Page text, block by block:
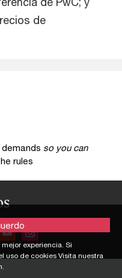
de
so you can
rules
experiencia. Si
uso de cookies Visita nuestra